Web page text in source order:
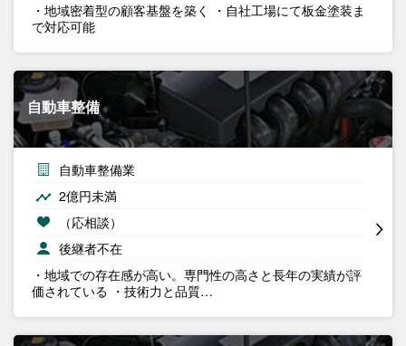
・地域密着型の顧客基盤を築く ・自社工場にて板金塗装ま
で対応可能
自動車整備
自動車整備業
2億円未満
（応相談）
後継者不在
・地域での存在感が高い。専門性の高さと長年の実績が評
価されている ・技術力と品質…